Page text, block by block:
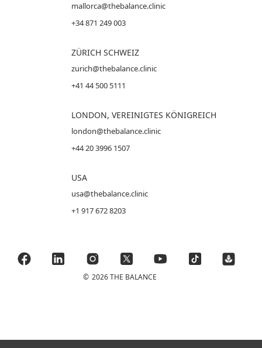
mallorca@thebalance.clinic
+34 871 249 003
ZÜRICH SCHWEIZ
zurich@thebalance.clinic
+41 44 500 5111
LONDON, VEREINIGTES KÖNIGREICH
london@thebalance.clinic
+44 20 3996 1507
USA
usa@thebalance.clinic
+1 917 672 8203
© 2026 THE BALANCE